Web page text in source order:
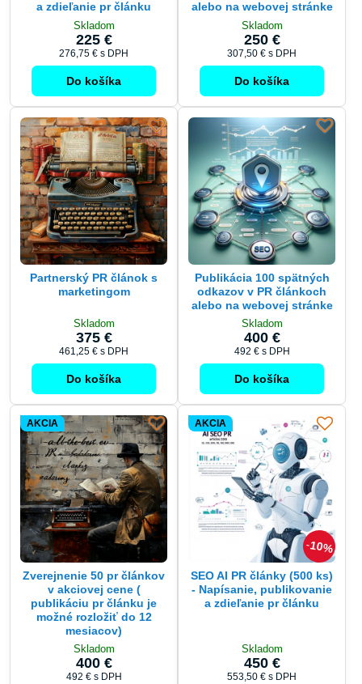
a zdieľanie pr článku
Skladom
225 €
276,75 € s DPH
Do košíka
alebo na webovej stránke
Skladom
250 €
307,50 € s DPH
Do košíka
Partnerský PR článok s
marketingom
Skladom
375 €
461,25 € s DPH
Do košíka
Publikácia 100 spätných
odkazov v PR článkoch
alebo na webovej stránke
Skladom
400 €
492 € s DPH
Do košíka
AKCIA
Zverejnenie 50 pr článkov
v akciovej cene (
publikáciu pr článku je
možné rozložiť do 12
mesiacov)
Skladom
400 €
492 € s DPH
10%
AKCIA
SEO AI PR články (500 ks)
- Napísanie, publikovanie
a zdieľanie pr článku
Skladom
450 €
553,50 € s DPH